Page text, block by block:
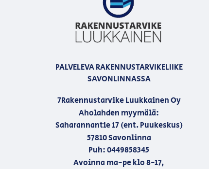
PALVELEVA RAKENNUSTARVIKELIIKE
SAVONLINNASSA
7Rakennustarvike Luukkainen Oy
Aholahden myymälä:
Saharannantie 17 (ent. Puukeskus)
57810 Savonlinna
Puh: 0449858345
Avoinna ma-pe klo 8-17,